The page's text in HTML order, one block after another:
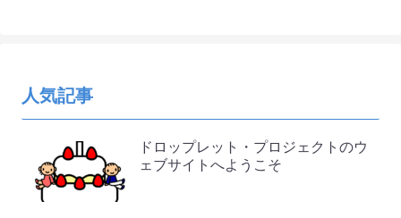
人気記事
ドロップレット・プロジェクトのウ
ェブサイトへようこそ